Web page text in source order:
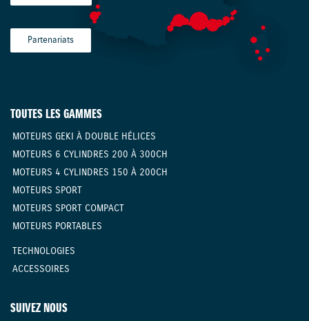
Partenariats
TOUTES LES GAMMES
MOTEURS GEKI À DOUBLE HÉLICES
MOTEURS 6 CYLINDRES 200 À 300CH
MOTEURS 4 CYLINDRES 150 À 200CH
MOTEURS SPORT
MOTEURS SPORT COMPACT
MOTEURS PORTABLES
TECHNOLOGIES
ACCESSOIRES
SUIVEZ NOUS